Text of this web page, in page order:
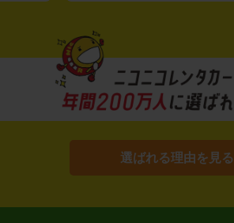
選ばれる理由を見る